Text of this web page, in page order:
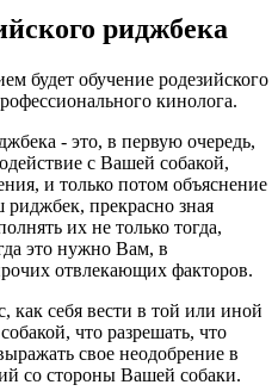
риджбека
будет обучение родезийского
кинолога.
- это, в первую очередь,
с Вашей собакой,
и только потом объяснение
прекрасно зная
их не только тогда,
это нужно Вам, в
отвлекающих факторов.
как себя вести в той или иной
что разрешать, что
свое неодобрение в
со стороны Вашей собаки.